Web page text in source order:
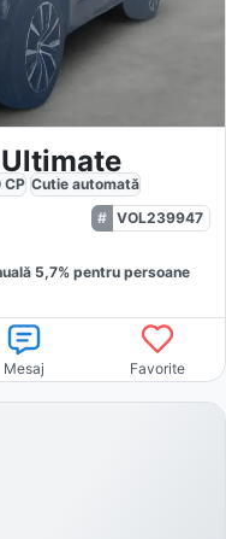
CP Cutie automată
VOL239947
5,7% pentru persoane
Mesaj Favorite